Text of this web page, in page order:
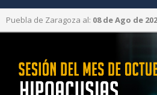
Puebla de Zaragoza al: 08 de Ago de